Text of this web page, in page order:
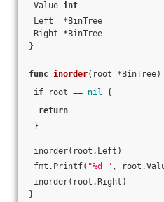
Value int
Left  *BinTree
Right *BinTree
}
func inorder(root *BinTree)
if root == nil {
return
}
inorder(root.Left)
fmt.Printf( "%d " ,
inorder(root.Right)
}